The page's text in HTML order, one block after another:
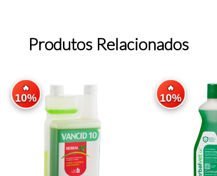
Produtos Relacionados
🔥
10%
🔥
10%